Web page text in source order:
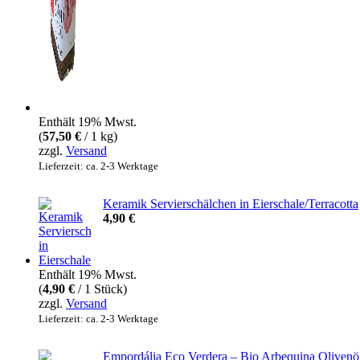
Enthält 19% Mwst.
(57,50 € / 1 kg)
zzgl. Versand
Lieferzeit: ca. 2-3 Werktage
Keramik Servierschälchen in Eierschale/Terracotta
4,90 €
Enthält 19% Mwst.
(4,90 € / 1 Stück)
zzgl. Versand
Lieferzeit: ca. 2-3 Werktage
Empordália Eco Verdera – Bio Arbequina